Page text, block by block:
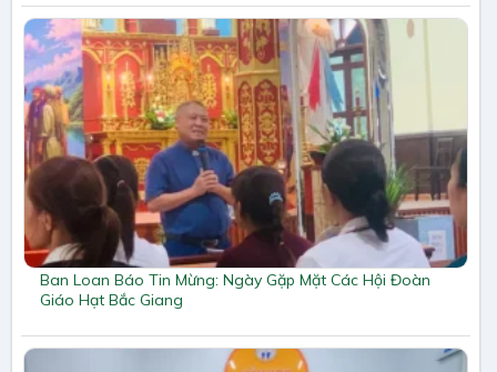
Ban Loan Báo Tin Mừng: Ngày Gặp Mặt Các Hội Đoàn
Giáo Hạt Bắc Giang